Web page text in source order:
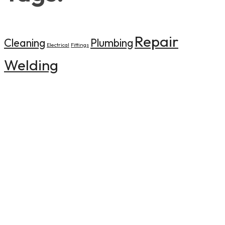
Cleaning Electrical Fittings Plumbing Repair
Welding